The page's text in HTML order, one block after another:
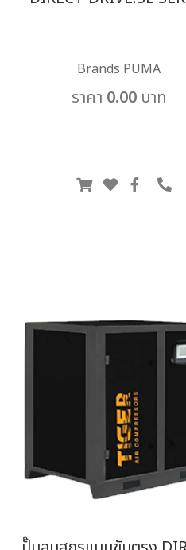
Brands PUMA
ราคา 0.00 บาท